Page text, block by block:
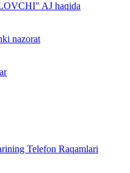
AJ haqida
nazorat
Telefon Raqamlari